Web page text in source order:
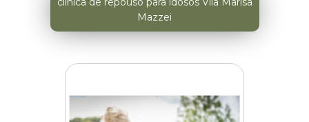
Mazzei